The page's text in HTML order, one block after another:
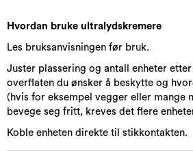
Hvordan bruke ultralydskremere
Les bruksanvisningen før bruk.
Juster plassering og antall enheter
overflaten du ønsker å beskytte og
(hvis for eksempel vegger eller mange
bevege seg fritt, kreves det flere
Koble enheten direkte til stikkontakten.